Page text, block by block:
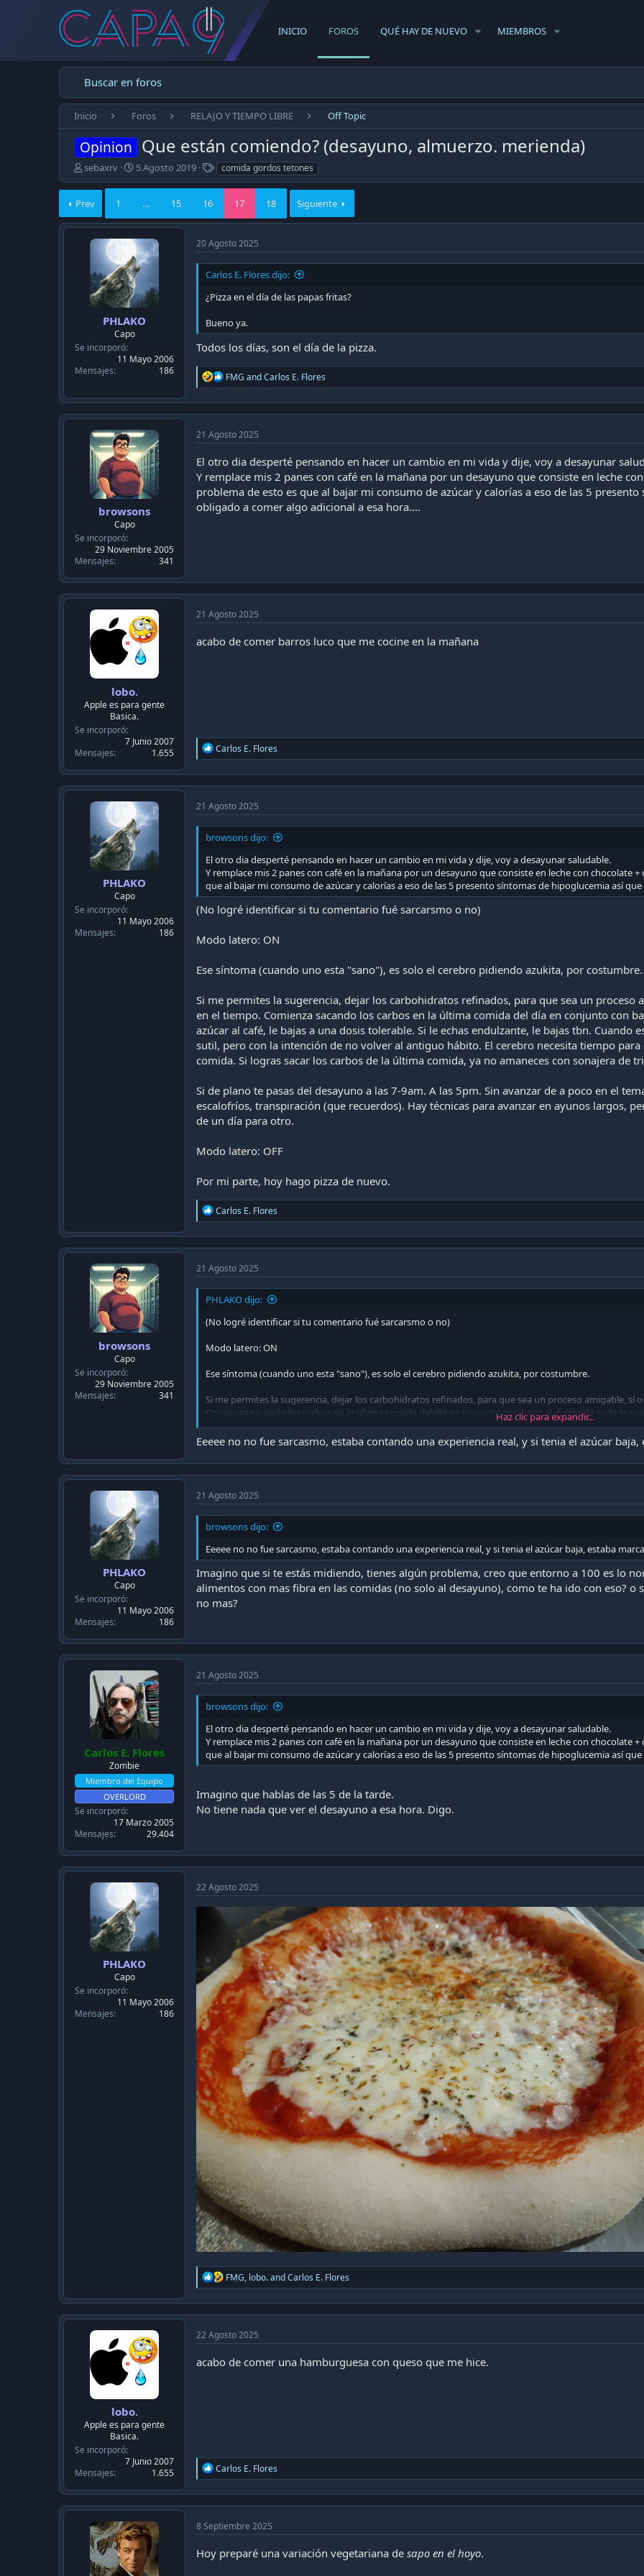
INICIO FOROS QUÉ HAY DE NUEVO MIEMBROS
Buscar en foros
Inicio Foros RELAJO Y TIEMPO LIBRE Off Topic
Opinion Que están comiendo? (desayuno, almuerzo. merienda)
E
m
p
e
z
ó
m
sebaxrv
F
e
c
a
d
e
p
u
b
l
i
c
i
5 Agosto 2019
T
a
g
comida gordos tetones
Prev 1 … 15 16 17 18 Siguiente
PHLAKO
Capo
Se incorporó
11 Mayo 2006
Mensajes
186
20 Agosto 2025
Carlos E. Flores dijo:
¿Pizza en el día de las papas fritas?
Bueno ya.
Todos los días, son el día de la pizza.
R
e
i
o
s
:
FMG andCarlos E. Flores
browsons
Capo
Se incorporó
29 Noviembre 2005
Mensajes
341
21 Agosto 2025
El otro dia desperté pensando en hacer un cambio en mi vida y dije, voy a desayunar
Y remplace mis 2 panes con café en la mañana por un desayuno que consiste en leche
problema de esto es que al bajar mi consumo de azúcar y calorías a eso de las 5
obligado a comer algo adicional a esa hora....
lobo.
Apple es para gente
Basica.
Se incorporó
7 Junio 2007
Mensajes
1.655
21 Agosto 2025
acabo de comer barros luco que me cocine en la mañana
R
e
i
o
n
s
Carlos E. Flores
PHLAKO
Capo
Se incorporó
11 Mayo 2006
Mensajes
186
21 Agosto 2025
browsons dijo:
El otro dia desperté pensando en hacer un cambio en mi vida y dije, voy a desayunar saludable.
Y remplace mis 2 panes con café en la mañana por un desayuno que consiste en leche con chocolate
que al bajar mi consumo de azúcar y calorías a eso de las 5 presento síntomas de hipoglucemia así
(No logré identificar si tu comentario fué sarcarsmo o no)
Modo latero: ON
Ese síntoma (cuando uno esta "sano"), es solo el cerebro pidiendo azukita, por costumbre.
Si me permites la sugerencia, dejar los carbohidratos refinados, para que sea un
en el tiempo. Comienza sacando los carbos en la última comida del día en conjunto con
azúcar al café, le bajas a una dosis tolerable. Si le echas endulzante, le bajas tbn. Cuando
sutil, pero con la intención de no volver al antiguo hábito. El cerebro necesita tiempo
comida. Si logras sacar los carbos de la última comida, ya no amaneces con sonajera de
Si de plano te pasas del desayuno a las 7-9am. A las 5pm. Sin avanzar de a poco en el
escalofríos, transpiración (que recuerdos). Hay técnicas para avanzar en ayunos largos,
de un día para otro.
Modo latero: OFF
Por mi parte, hoy hago pizza de nuevo.
R
e
i
o
n
s
Carlos E. Flores
browsons
Capo
Se incorporó
29 Noviembre 2005
Mensajes
341
21 Agosto 2025
PHLAKO dijo:
(No logré identificar si tu comentario fué sarcarsmo o no)
Modo latero: ON
Ese síntoma (cuando uno esta "sano"), es solo el cerebro pidiendo azukita, por costumbre.
Si me permites la sugerencia, dejar los carbohidratos refinados, para que sea un proceso amigable,
Comienza sacando los carbos en la última comida del día en conjunto con bajar el dulzor de todo lo
tolerable. Si le echas endulzante, le bajas tbn. Cuando estés cómodo con ese cambio, le sumas otro,
hábito. El cerebro necesita tiempo para adaptarse a no "necesitar glucosa" en cada comida. Si logras
sonajera de tripas ni con ganas de la marraqueta .
Si de plano te pasas del desayuno a las 7-9am. A las 5pm. Sin avanzar de a poco en el tema de
(que recuerdos). Hay técnicas para avanzar en ayunos largos, pero de igual manera hay una
Modo latero: OFF
Haz clic para expandir...
Eeeee no no fue sarcasmo, estaba contando una experiencia real, y si tenia el azúcar
PHLAKO
Capo
Se incorporó
11 Mayo 2006
Mensajes
186
21 Agosto 2025
browsons dijo:
Eeeee no no fue sarcasmo, estaba contando una experiencia real, y si tenia el azúcar baja, estaba
Imagino que si te estás midiendo, tienes algún problema, creo que entorno a 100 es lo
alimentos con mas fibra en las comidas (no solo al desayuno), como te ha ido con eso?
no mas?
Carlos E. Flores
Zombie
Miembro del Equipo
OVERLORD
Se incorporó
17 Marzo 2005
Mensajes
29.404
21 Agosto 2025
browsons dijo:
El otro dia desperté pensando en hacer un cambio en mi vida y dije, voy a desayunar saludable.
Y remplace mis 2 panes con café en la mañana por un desayuno que consiste en leche con chocolate
que al bajar mi consumo de azúcar y calorías a eso de las 5 presento síntomas de hipoglucemia así
Imagino que hablas de las 5 de la tarde.
No tiene nada que ver el desayuno a esa hora. Digo.
PHLAKO
Capo
Se incorporó
11 Mayo 2006
Mensajes
186
22 Agosto 2025
R
e
i
o
s
FMG, lobo.andCarlos E. Flores
lobo.
Apple es para gente
Basica.
Se incorporó
7 Junio 2007
Mensajes
1.655
22 Agosto 2025
acabo de comer una hamburguesa con queso que me hice.
R
e
i
o
Carlos E. Flores
8 Septiembre 2025
Hoy preparé una variación vegetariana de sapo en el hoyo.